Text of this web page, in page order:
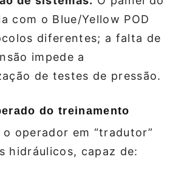
com o Blue/Yellow POD
diferentes; a falta de
impede a
de testes de pressão.
do treinamento
operador em “tradutor”
hidráulicos, capaz de: